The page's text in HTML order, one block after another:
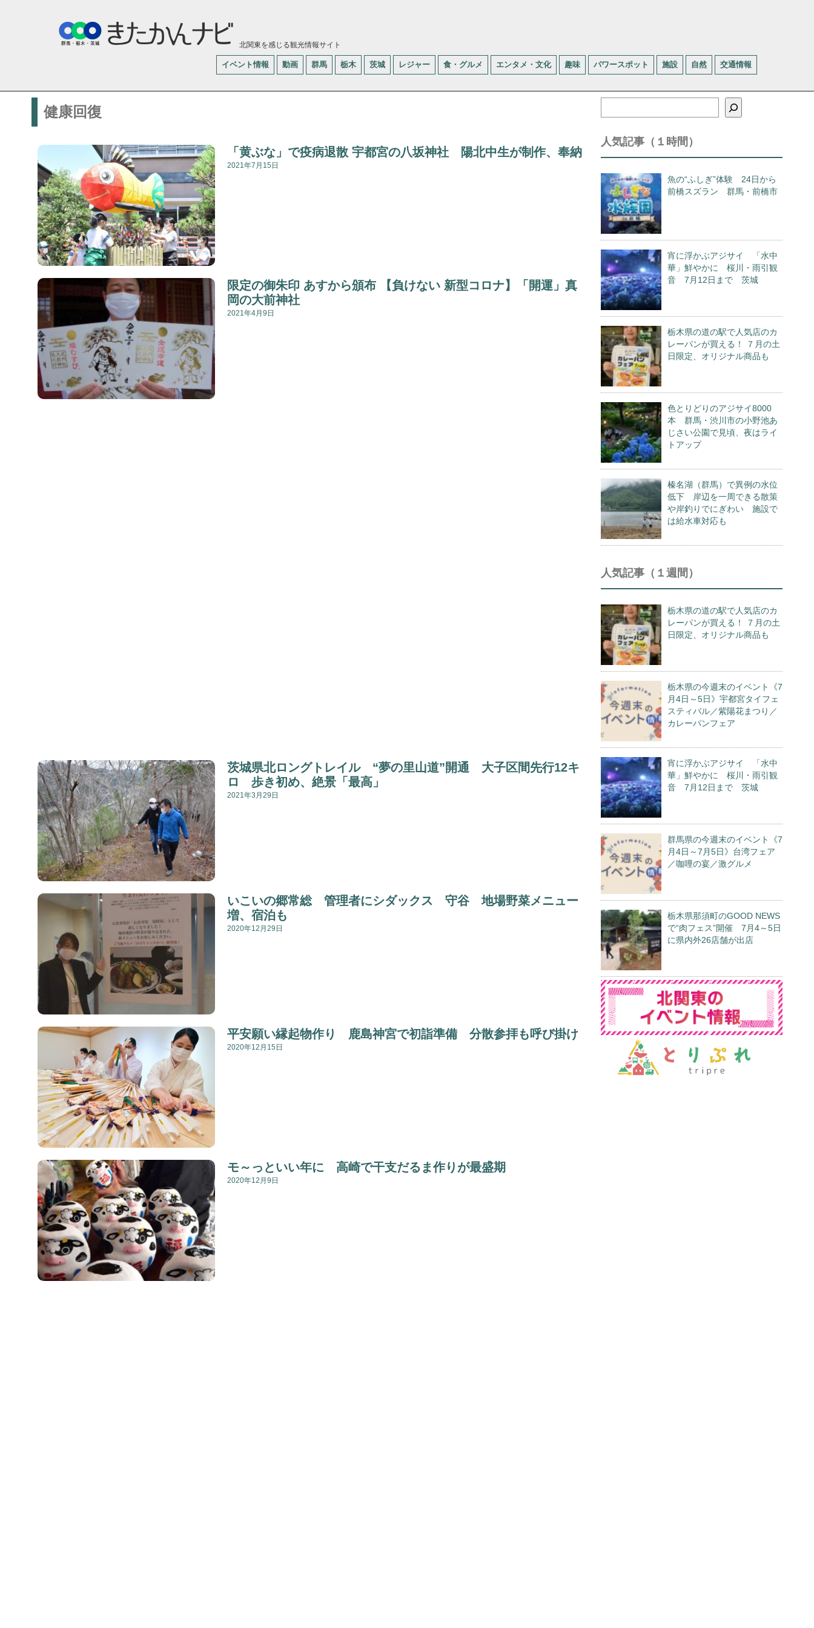
北関東を感じる観光情報サイト
イベント情報 動画 群馬 栃木 茨城 レジャー 食・グルメ エンタメ・文化 趣味 パワースポット 施設 自然 交通情報
健康回復
「黄ぶな」で疫病退散 宇都宮の八坂神社 陽北中生が制作、奉納
2021年7月15日
限定の御朱印 あすから頒布 【負けない 新型コロナ】「開運」真
岡の大前神社
2021年4月9日
茨城県北ロングトレイル “夢の里山道”開通 大子区間先行12キ
ロ 歩き初め、絶景「最高」
2021年3月29日
いこいの郷常総 管理者にシダックス 守谷 地場野菜メニュー
増、宿泊も
2020年12月29日
平安願い縁起物作り 鹿島神宮で初詣準備 分散参拝も呼び掛け
2020年12月15日
モ～っといい年に 高崎で干支だるま作りが最盛期
2020年12月9日
索
人気記事（１時間）
魚の“ふしぎ”体験 24日から
前橋スズラン 群馬・前橋市
宵に浮かぶアジサイ 「水中
華」鮮やかに 桜川・雨引観
音 7月12日まで 茨城
栃木県の道の駅で人気店のカ
レーパンが買える！ ７月の土
日限定、オリジナル商品も
色とりどりのアジサイ8000
本 群馬・渋川市の小野池あ
じさい公園で見頃、夜はライ
トアップ
榛名湖（群馬）で異例の水位
低下 岸辺を一周できる散策
や岸釣りでにぎわい 施設で
は給水車対応も
人気記事（１週間）
栃木県の道の駅で人気店のカ
レーパンが買える！ ７月の土
日限定、オリジナル商品も
栃木県の今週末のイベント《7
月4日～5日》宇都宮タイフェ
スティバル／紫陽花まつり／
カレーパンフェア
宵に浮かぶアジサイ 「水中
華」鮮やかに 桜川・雨引観
音 7月12日まで 茨城
群馬県の今週末のイベント《7
月4日～7月5日》台湾フェア
／咖哩の宴／激グルメ
栃木県那須町のGOOD NEWS
で“肉フェス”開催 7月4～5日
に県内外26店舗が出店